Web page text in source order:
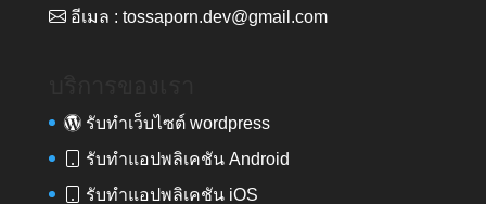
อีเมล : tossaporn.dev@gmail.com
รับทำเว็บไซต์ wordpress
รับทำแอปพลิเคชัน Android
รับทำแอปพลิเคชัน iOS